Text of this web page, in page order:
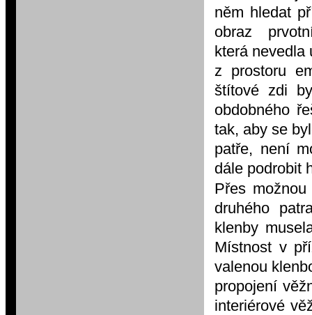
něm hledat
obraz
která nevedla
z prostoru
štítové zdi
obdobného
tak, aby se
patře, není
dále podrobit
Přes
druhého
klenby
Místnost v
valenou
propojení
interiérové